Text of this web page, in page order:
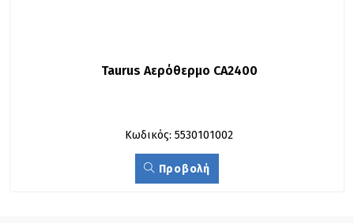
Taurus Αερόθερμο CA2400
Κωδικός: 5530101002
Προβολή